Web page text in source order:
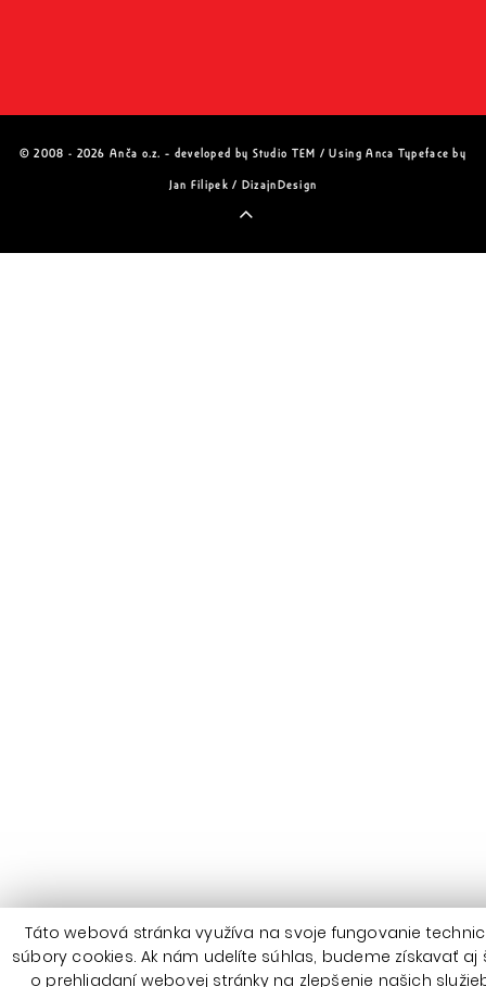
© 2008 - 2026 Anča o.z. – developed by Studio TEM / Using Anca Typeface by
Jan Filipek / DizajnDesign
Táto webová stránka využíva na svoje fungovanie
súbory cookies. Ak nám udelíte súhlas, budeme získavať
o prehliadaní webovej stránky na zlepšenie našich